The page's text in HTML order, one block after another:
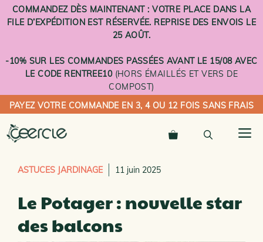
Aller
au
COMMANDEZ DÈS MAINTENANT : VOTRE PLACE DANS LA
FILE D’EXPÉDITION EST RÉSERVÉE. REPRISE DES ENVOIS LE
25 AOÛT.
-10% SUR LES COMMANDES PASSÉES AVANT LE 15/08 AVEC
LE CODE RENTREE10(HORS ÉMAILLÉS ET VERS DE
COMPOST)
PAYEZ VOTRE COMMANDE EN 3, 4 OU 12 FOIS SANS FRAIS
ASTUCES JARDINAGE 11 juin 2025
Le Potager : nouvelle star
des balcons